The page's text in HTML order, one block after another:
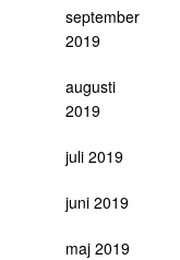
september
2019
augusti
2019
juli 2019
juni 2019
maj 2019